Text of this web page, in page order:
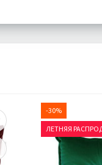
-30%
ЛЕТНЯЯ